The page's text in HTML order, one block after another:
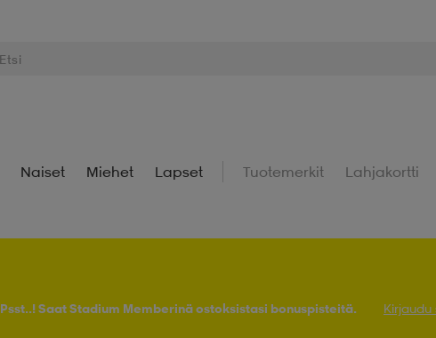
Naiset Miehet Lapset Tuotemerkit Lahjakortti
Psst..! Saat Stadium Memberinä ostoksistasi bonuspisteitä. Kirjaudu